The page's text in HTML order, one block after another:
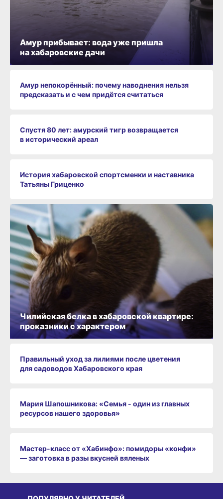
Амур прибывает: вода уже пришла
на хабаровские дачи
Амур непокорённый: почему наводнения нельзя
предсказать и с чем придётся считаться
Спустя 80 лет: амурский тигр возвращается
в исторический ареал
История хабаровской спортсменки и наставника
Татьяны Гриценко
Правильный уход за лилиями после цветения
для садоводов Хабаровского края
Мария Шапошникова: «Семья - один из главных
ресурсов нашего здоровья»
Мастер-класс от «Хабинфо»: помидоры «конфи»
— заготовка в разы вкусней вяленых
Чилийская белка в хабаровской квартире:
проказники с характером